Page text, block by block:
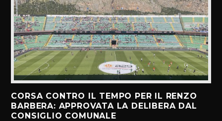
CORSA CONTRO IL TEMPO PER IL RENZO
BARBERA: APPROVATA LA DELIBERA DAL
CONSIGLIO COMUNALE